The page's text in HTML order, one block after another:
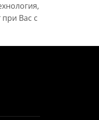
Вас с